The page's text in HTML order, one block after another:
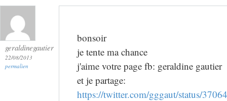
geraldinegautier
22/08/2013
permalien
bonsoir
je tente ma chance
j'aime votre page fb: geraldine gautier
et je partage:
https://twitter.com/gggaut/status/